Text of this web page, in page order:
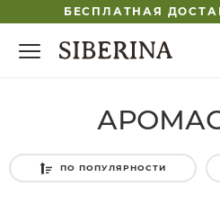
БЕСПЛАТНАЯ
ПО ПОПУЛЯРНОСТИ